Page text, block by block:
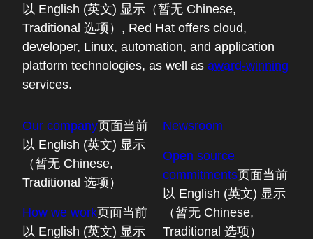
以 English (英文) 显示（暂无 Chinese,
Traditional 选项） , Red Hat offers cloud,
developer, Linux, automation, and application
platform technologies, as well as award-winning
services.
Our company页面当前
以 English (英文) 显示
（暂无 Chinese,
Traditional 选项）
How we work页面当前
以 English (英文) 显示
Newsroom
Open source
commitments页面当前
以 English (英文) 显示
（暂无 Chinese,
Traditional 选项）